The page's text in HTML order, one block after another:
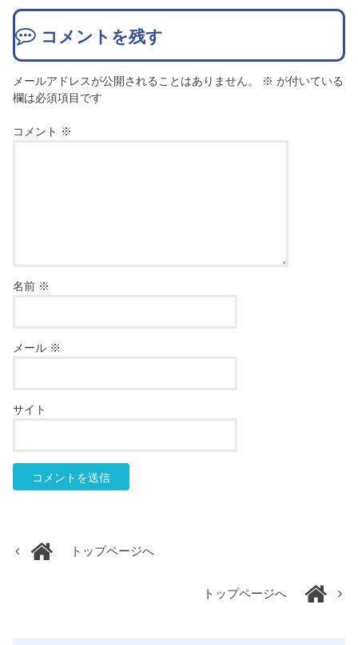
コメントを残す
メールアドレスが公開されることはありません。 ※ が付いている
欄は必須項目です
コメント ※
名前 ※
メール ※
サイト
トップページへ
トップページへ